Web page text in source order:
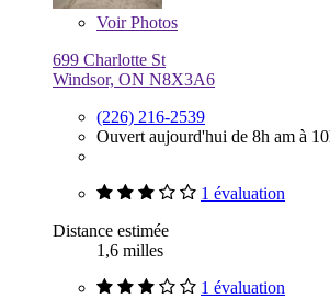
VoirPhotos
699 Charlotte St
Windsor, ON N8X3A6
(226) 216-2539
Ouvert aujourd'hui de 8h am à
1 évaluation
Distance estimée
1,6 milles
1 évaluation